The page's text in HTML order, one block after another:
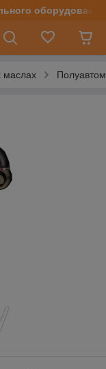
оборудования
маслах